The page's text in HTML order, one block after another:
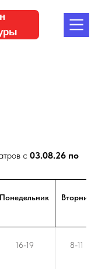
с 03.08.26 по
Понедельник Вторник
16-19 8-11